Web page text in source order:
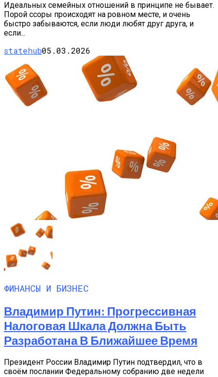
Идеальных семейных отношений в принципе не бывает.
Порой ссоры происходят на ровном месте, и очень
быстро забываются, если люди любят друг друга, и
если...
statehub05.03.2026
ФИНАНСЫ И БИЗНЕС
Владимир Путин: Прогрессивная
Налоговая Шкала Должна Быть
Разработана В Ближайшее Время
Президент России Владимир Путин подтвердил, что в
своём послании Федеральному собранию две недели